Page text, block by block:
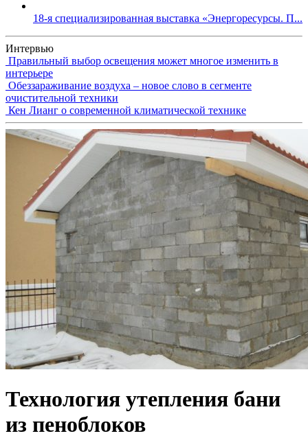
18-я специализированная выставка «Энергоресурсы. П...
Интервью
Правильный выбор освещения может многое изменить в
интерьере
Обеззараживание воздуха – новое слово в сегменте
очистительной техники
Кен Лианг о современной климатической технике
Технология утепления бани
из пеноблоков